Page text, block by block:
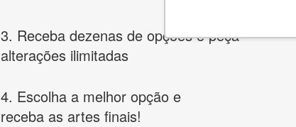
3. Receba dezenas de opções e peça
alterações ilimitadas
4. Escolha a melhor opção e
receba as artes finais!